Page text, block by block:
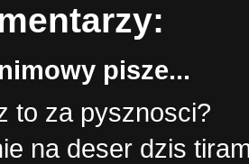
pisze...
to za pysznosci?
na deser dzis